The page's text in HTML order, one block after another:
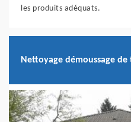
les produits adéquats.
Nettoyage démoussage